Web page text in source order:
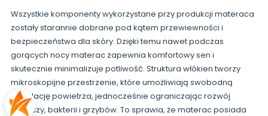
Wszystkie komponenty wykorzystane przy produkcji materaca
zostały starannie dobrane pod kątem przewiewności i
bezpieczeństwa dla skóry. Dzięki temu nawet podczas
gorących nocy materac zapewnia komfortowy sen i
skutecznie minimalizuje potliwość. Struktura włókien tworzy
mikroskopijne przestrzenie, które umożliwiają swobodną
cyrkulację powietrza, jednocześnie ograniczając rozwój
roztoczy, bakterii i grzybów. To sprawia, że materac posiada